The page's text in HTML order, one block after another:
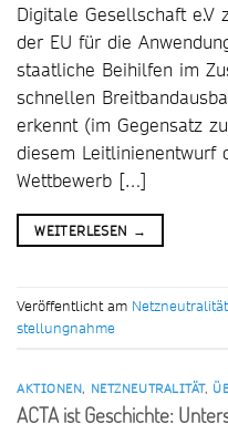
Digitale Gesellschaft e.V
der EU für die
staatliche Beihilfen im
schnellen
erkennt (im Gegensatz
diesem Leitlinienentwurf
Wettbewerb […]
WEITERLESEN →
Veröffentlicht am Netzneutralität
stellungnahme
AKTIONEN, NETZNEUTRALITÄT,
ACTA ist Geschichte: